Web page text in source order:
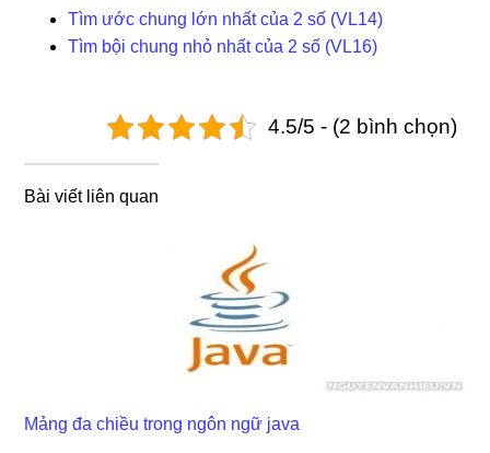
Tìm ước chung lớn nhất của 2 số (VL14)
Tìm bội chung nhỏ nhất của 2 số (VL16)
4.5/5 - (2 bình chọn)
Bài viết liên quan
Mảng đa chiều trong ngôn ngữ java